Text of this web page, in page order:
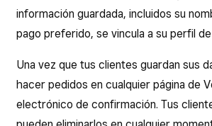
formas de pago durante el proceso
puedes volver a publicar una de
Desactiva los métodos de pago
de Square >
Ventas en línea
información guardada, incluidos su
pago preferido, se vincula a su perfil de
Una vez que tus clientes guardan sus
hacer pedidos en cualquier página de
electrónico de confirmación. Tus